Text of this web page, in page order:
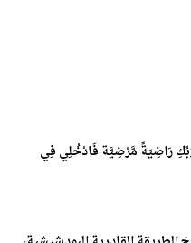
رَاضِيَةً مَّرْضِيَّة فَادْخُلِي فِي